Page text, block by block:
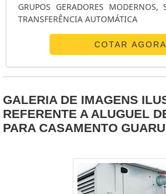
GRUPOS GERADORES MODERNOS,
TRANSFERÊNCIA AUTOMÁTICA
COTAR AGORA
GALERIA DE IMAGENS
REFERENTE A ALUGUEL
PARA CASAMENTO